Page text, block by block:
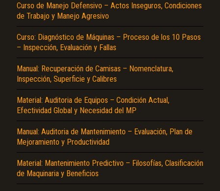
Curso de Manejo Defensivo – Actos Inseguros, Condiciones
de Trabajo y Manejo Agresivo
Curso: Diagnóstico de Máquinas – Proceso de los 10 Pasos
– Inspección, Evaluación y Fallas
Manual: Recuperación de Camisas – Nomenclatura,
Inspección, Superficie y Calibres
Material: Auditoria de Equipos – Condición Actual,
Efectividad Global y Necesidad del MP
Manual: Auditoria de Mantenimiento – Evaluación, Plan de
Mejoramiento y Productividad
Material: Mantenimiento Predictivo – Filosofías, Clasificación
de Maquinaria y Beneficios